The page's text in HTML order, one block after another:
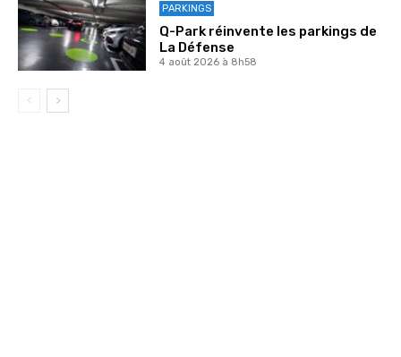
PARKINGS
Q-Park réinvente les parkings de
La Défense
4 août 2026 à 8h58